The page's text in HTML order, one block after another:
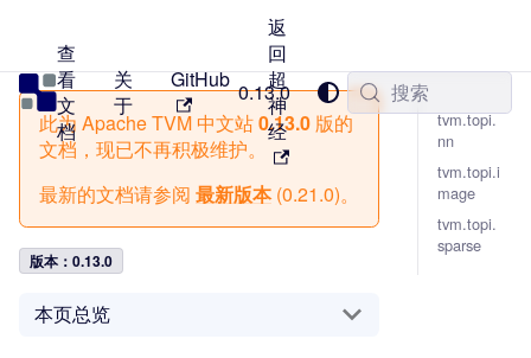
TVM 中文站
查
看
文
档
关
于
GitHub
返
回
超
神
经
0.13.0
搜索
此为 Apache TVM 中文站0.13.0 版的
文档，现已不再积极维护。
最新的文档请参阅 最新版本(0.21.0)。
版本：0.13.0
本页总览
tvm.topi.
nn
tvm.topi.i
mage
tvm.topi.
sparse